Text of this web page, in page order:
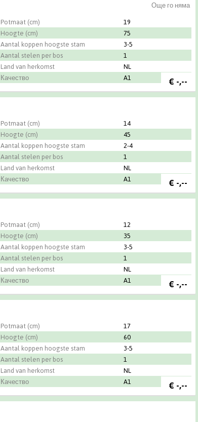
Още го няма
Potmaat (cm)
19
Hoogte (cm)
75
Aantal koppen hoogste stam
3-5
Aantal stelen per bos
1
Land van herkomst
NL
Качество
A1
€ -,--
Potmaat (cm)
14
Hoogte (cm)
45
Aantal koppen hoogste stam
2-4
Aantal stelen per bos
1
Land van herkomst
NL
Качество
A1
€ -,--
Potmaat (cm)
12
Hoogte (cm)
35
Aantal koppen hoogste stam
3-5
Aantal stelen per bos
1
Land van herkomst
NL
Качество
A1
€ -,--
Potmaat (cm)
17
Hoogte (cm)
60
Aantal koppen hoogste stam
3-5
Aantal stelen per bos
1
Land van herkomst
NL
Качество
A1
€ -,--